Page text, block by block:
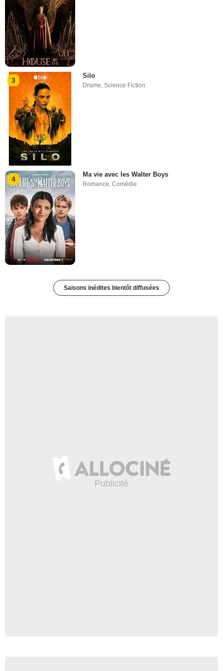
3
Silo
Drame,Science Fiction
4
Ma vie avec les Walter Boys
Romance,Comédie
Saisons inédites bientôt diffusées